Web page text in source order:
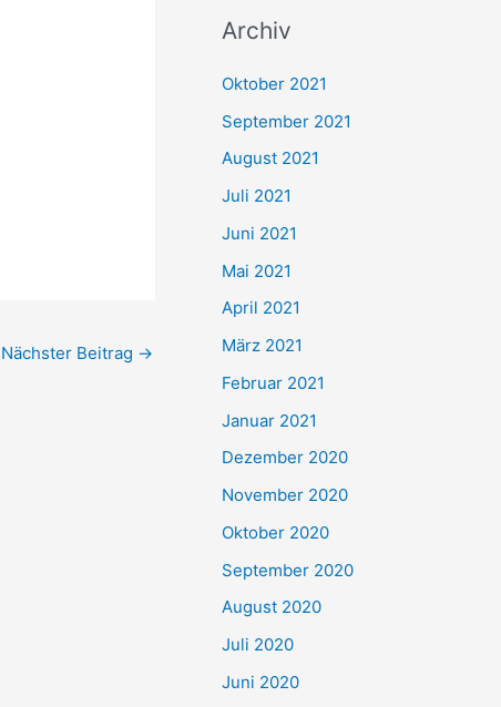
Nächster Beitrag →
h
e
n
h
:
Archiv
Oktober 2021
September 2021
August 2021
Juli 2021
Juni 2021
Mai 2021
April 2021
März 2021
Februar 2021
Januar 2021
Dezember 2020
November 2020
Oktober 2020
September 2020
August 2020
Juli 2020
Juni 2020